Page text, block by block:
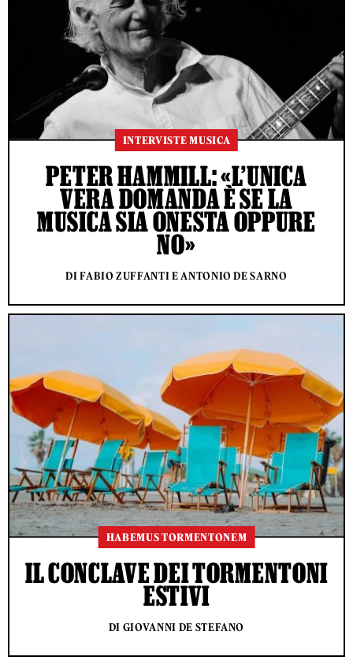
INTERVISTE MUSICA
PETER HAMMILL: «L’UNICA
VERA DOMANDA È SE LA
MUSICA SIA ONESTA OPPURE
NO»
DI FABIO ZUFFANTI E ANTONIO DE SARNO
HABEMUS TORMENTONEM
IL CONCLAVE DEI TORMENTONI
ESTIVI
DI GIOVANNI DE STEFANO